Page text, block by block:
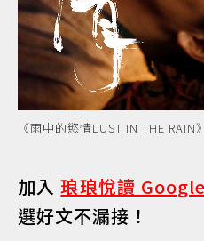
《雨中的慾情LUST IN THE
加入琅琅悅讀
選好文不漏接！